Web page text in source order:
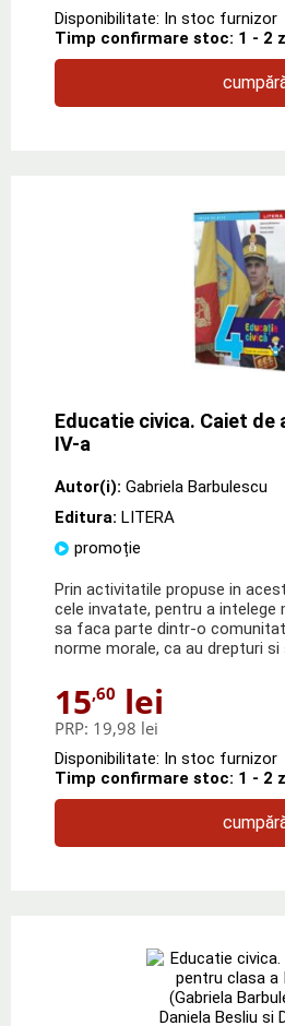
Disponibilitate: In stoc furnizor
Timp confirmare stoc: 1 - 2
Educatie civica. Caiet
IV-a
Autor(i): Gabriela Barbulescu
Editura: LITERA
promoție
Prin activitatile propuse in
cele invatate, pentru a intelege
sa faca parte dintr-o
norme morale, ca au drepturi si
15,60 lei
PRP: 19,98 lei
Disponibilitate: In stoc furnizor
Timp confirmare stoc: 1 - 2